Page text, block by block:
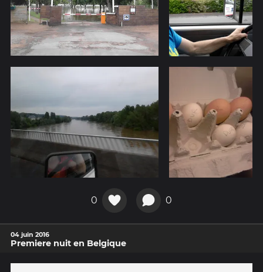
0 0
04 juin 2016
Premiere nuit en Belgique